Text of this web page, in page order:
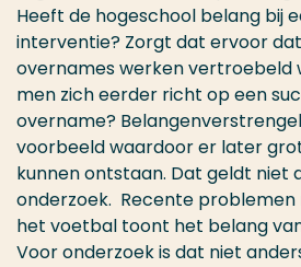
Heeft de hogeschool belang bij
interventie? Zorgt dat ervoor
overnames werken vertroebeld
men zich eerder richt op een
overname?
voorbeeld waardoor er later
kunnen ontstaan. Dat geldt niet
onderzoek. Recente
het voetbal toont het belang
Voor onderzoek is dat niet